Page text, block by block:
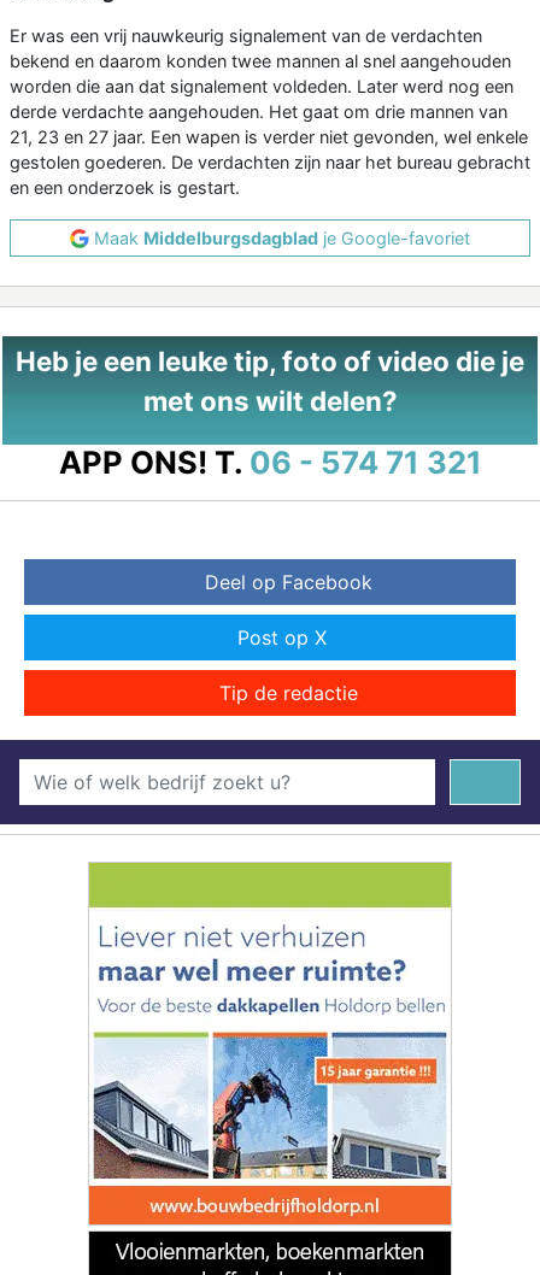
Er was een vrij nauwkeurig signalement van de verdachten
bekend en daarom konden twee mannen al snel aangehouden
worden die aan dat signalement voldeden. Later werd nog een
derde verdachte aangehouden. Het gaat om drie mannen van
21, 23 en 27 jaar. Een wapen is verder niet gevonden, wel enkele
gestolen goederen. De verdachten zijn naar het bureau gebracht
en een onderzoek is gestart.
Maak Middelburgsdagblad je Google-favoriet
Heb je een leuke tip, foto of video die je
met ons wilt delen?
APP ONS! T. 06 - 574 71 321
Deel op Facebook
Post op X
Tip de redactie